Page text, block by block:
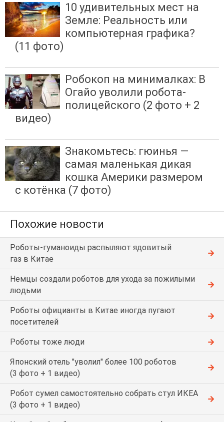
10 удивительных мест на
Земле: Реальность или
компьютерная графика?
(11 фото)
Робокоп на минималках: В
Огайо уволили робота-
полицейского (2 фото + 2
видео)
Знакомьтесь: гюинья —
самая маленькая дикая
кошка Америки размером
с котёнка (7 фото)
Похожие новости
Роботы-гуманоиды распыляют ядовитый
газ в Китае
Немцы создали роботов для ухода за пожилыми
людьми
Роботы официанты в Китае иногда пугают
посетителей
Роботы тоже люди
Японский отель "уволил" более 100 роботов
(3 фото + 1 видео)
Робот сумел самостоятельно собрать стул ИКЕА
(3 фото + 1 видео)